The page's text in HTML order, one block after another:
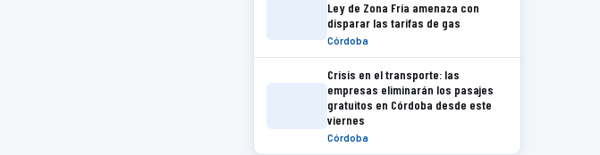
Ley de Zona Fría amenaza con
disparar las tarifas de gas
Córdoba
Crisis en el transporte: las
empresas eliminarán los pasajes
gratuitos en Córdoba desde este
viernes
Córdoba